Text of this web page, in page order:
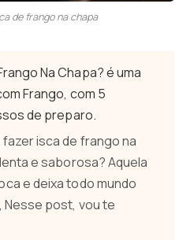
de frango na chapa
Na Chapa? é uma
Frango, com 5
de preparo.
isca de frango na
e saborosa? Aquela
e deixa todo mundo
Nesse post, vou te